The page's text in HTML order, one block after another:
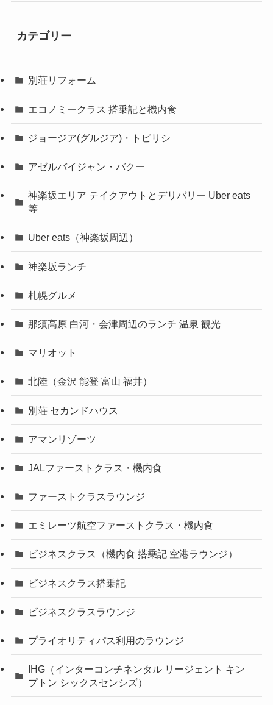
カテゴリー
別荘リフォーム
エコノミークラス 搭乗記と機内食
ジョージア(グルジア)・トビリシ
アゼルバイジャン・バクー
神楽坂エリア テイクアウトとデリバリー Uber eats
等
Uber eats（神楽坂周辺）
神楽坂ランチ
札幌グルメ
那須高原 白河・会津周辺のランチ 温泉 観光
マリオット
北陸（金沢 能登 富山 福井）
別荘 セカンドハウス
アマンリゾーツ
JALファーストクラス・機内食
ファーストクラスラウンジ
エミレーツ航空ファーストクラス・機内食
ビジネスクラス（機内食 搭乗記 空港ラウンジ）
ビジネスクラス搭乗記
ビジネスクラスラウンジ
プライオリティパス利用のラウンジ
IHG（インターコンチネンタル リージェント キン
プトン シックスセンシズ）